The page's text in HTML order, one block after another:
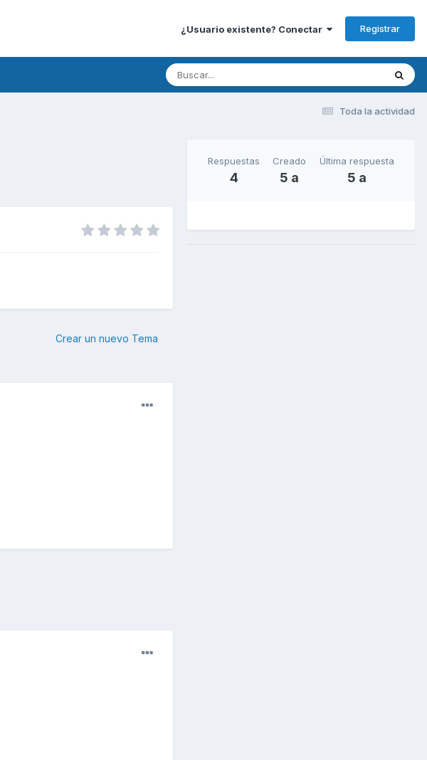
¿Usuario existente? Conectar Registrar
Toda la actividad
Crear un nuevo Tema
Respuestas
4
Creado
5 a
Última respuesta
5 a